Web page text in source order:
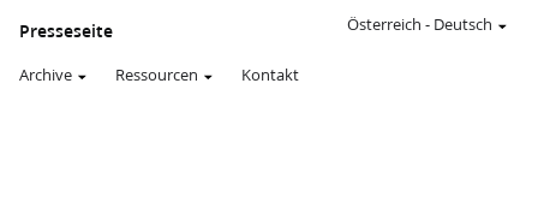
Presseseite
Archive Ressourcen Kontakt
Österreich - Deutsch